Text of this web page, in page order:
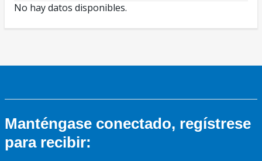
No hay datos disponibles.
Manténgase conectado, regístrese
para recibir: